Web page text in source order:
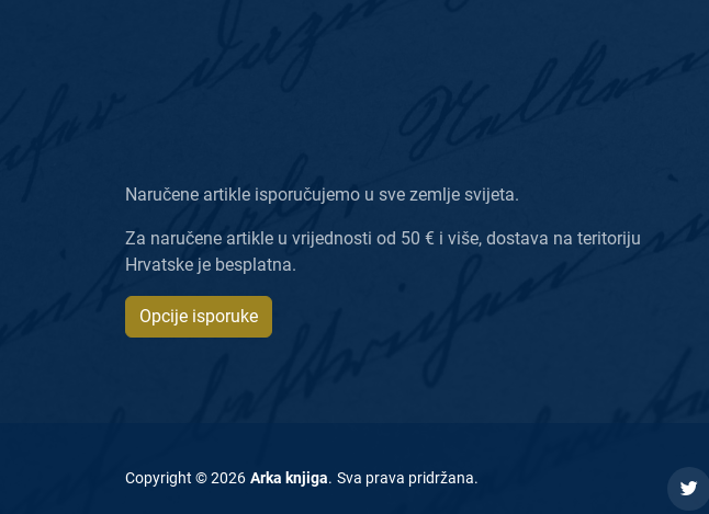
Naručene artikle isporučujemo u sve zemlje svijeta.
Za naručene artikle u vrijednosti od 50 € i više, dostava na teritoriju
Hrvatske je besplatna.
Opcije isporuke
Copyright ©2026 Arka knjiga. Sva prava pridržana.